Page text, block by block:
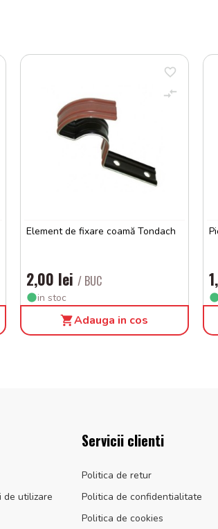
Element de fixare coamă Tondach
2,00 lei / BUC
in stoc
Adauga in cos
de utilizare
Servicii clienti
Politica de retur
Politica de confidentialitate
Politica de cookies